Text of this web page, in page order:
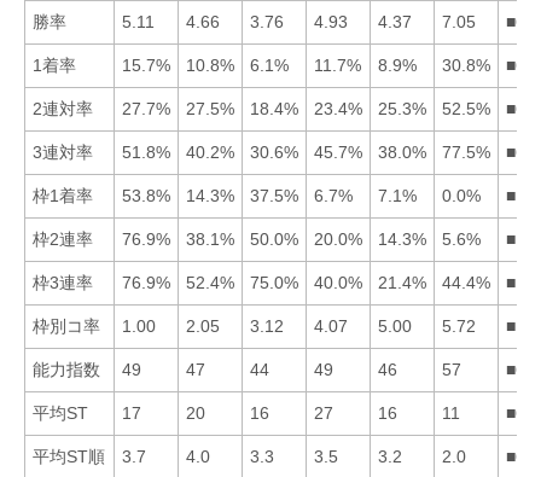
勝率 5.11 4.66 3.76 4.93 4.37 7.05
1着率 15.7% 10.8% 6.1% 11.7% 8.9% 30.8%
2連対率 27.7% 27.5% 18.4% 23.4% 25.3% 52.5%
3連対率 51.8% 40.2% 30.6% 45.7% 38.0% 77.5%
枠1着率 53.8% 14.3% 37.5% 6.7% 7.1% 0.0%
枠2連率 76.9% 38.1% 50.0% 20.0% 14.3% 5.6%
枠3連率 76.9% 52.4% 75.0% 40.0% 21.4% 44.4%
枠別コ率 1.00 2.05 3.12 4.07 5.00 5.72
能力指数 49 47 44 49 46 57
平均ST 17 20 16 27 16 11
平均ST順 3.7 4.0 3.3 3.5 3.2 2.0